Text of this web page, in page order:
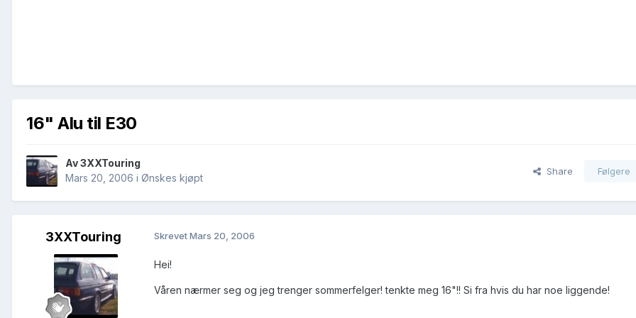
16" Alu til E30
Av3XXTouring
Mars 20, 2006 i Ønskes kjøpt
Share Følgere
3XXTouring SkrevetMars 20, 2006
Hei!
Våren nærmer seg og jeg trenger sommerfelger! tenkte meg 16"!! Si fra hvis du har noe liggende!